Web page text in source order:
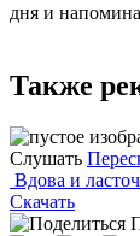
дня и
Также
Слушать
Вдова и
Скачать